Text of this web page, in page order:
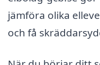
jämföra olika
och få